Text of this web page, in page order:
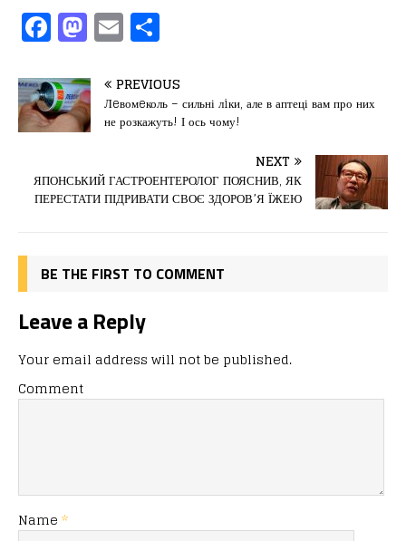
F
a
c
e
b
o
o
M
a
st
o
d
o
n
E
m
ai
l
іл
и
т
ис
я
PREVIOUS
Лeвомeколь – сильні лiки, але в аптеці вам про них
не розкажуть! І ось чому!
NEXT
ЯПОНСЬКИЙ ГАСТРОЕНТЕРОЛОГ ПОЯСНИВ, ЯК
ПЕРЕСТАТИ ПІДРИВАТИ СВОЄ ЗДОРОВ’Я ЇЖЕЮ
BE THE FIRST TO COMMENT
Leave a Reply
Your email address will not be published.
Comment
Name *